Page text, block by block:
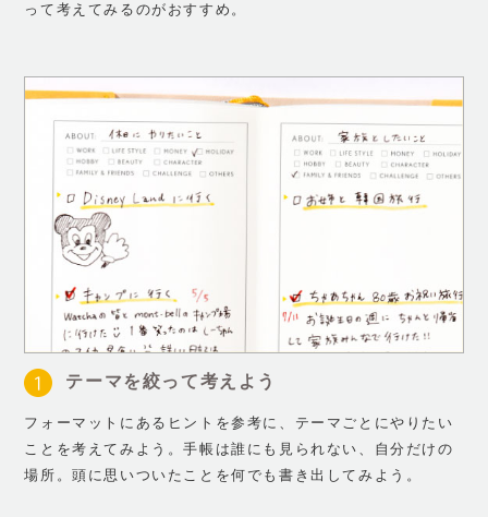
って考えてみるのがおすすめ。
テーマを絞って考えよう
フォーマットにあるヒントを参考に、テーマごとにやりたい
ことを考えてみよう。手帳は誰にも見られない、自分だけの
場所。頭に思いついたことを何でも書き出してみよう。